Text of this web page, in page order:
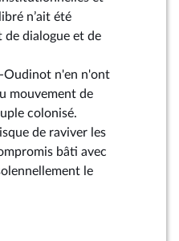
n’ait été
de dialogue et de
Oudinot n'en n'ont
mouvement de
colonisé.
de raviver les
bâti avec
le